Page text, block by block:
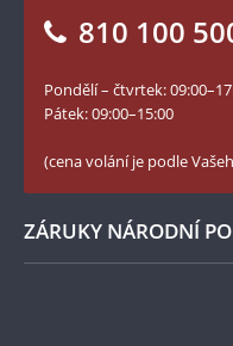
Numismatické novinky
Facebook Národní
Twitter Národní Pokladnice
LinkedIn Národní
Instagram Národní
810 100
Pondělí – čtvrtek:
Pátek: 09:00–15:00
(cena volání je podle
ZÁRUKY NÁRODNÍ